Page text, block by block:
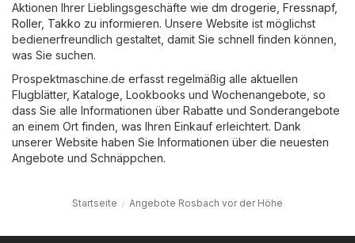
Aktionen Ihrer Lieblingsgeschäfte wie dm drogerie Fressnapf,
Roller, Takko zu informieren. Unsere Website ist möglichst
bedienerfreundlich gestaltet, damit Sie schnell finden können,
was Sie suchen.
Prospektmaschine.de erfasst regelmäßig alle aktuellen
Flugblätter, Kataloge, Lookbooks und Wochenangebote, so
dass Sie alle Informationen über Rabatte und Sonderangebote
an einem Ort finden, was Ihren Einkauf erleichtert. Dank
unserer Website haben Sie Informationen über die neuesten
Angebote und Schnäppchen.
Startseite Angebote Rosbach vor der Höhe